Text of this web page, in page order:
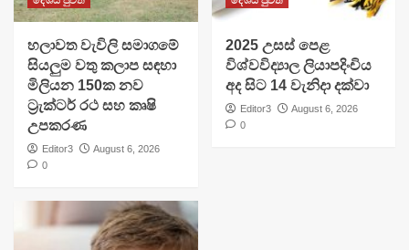
හලාවත වැවිලි සමාගමේ
සියලුම වතු කලාප සඳහා
මිලියන 150ක නව
ට්‍රැක්ටර් රථ සහ කෘෂි
උපකරණ
Editor3
August 6, 2026
0
​2025 උසස් පෙළ
විශ්වවිද්‍යාල ලියාපදිංචිය
අද සිට 14 වැනිදා දක්වා
Editor3
August 6, 2026
0